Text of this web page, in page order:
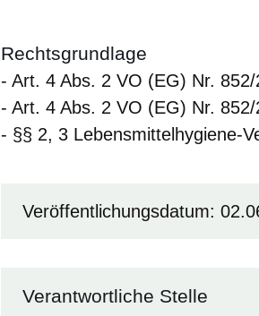
Rechtsgrundlage
- Art. 4 Abs. 2 VO (EG) Nr.
- Art. 4 Abs. 2 VO (EG) Nr.
- §§ 2, 3 Lebensmittelhygiene-
Veröffentlichungsdatum:
Verantwortliche Stelle